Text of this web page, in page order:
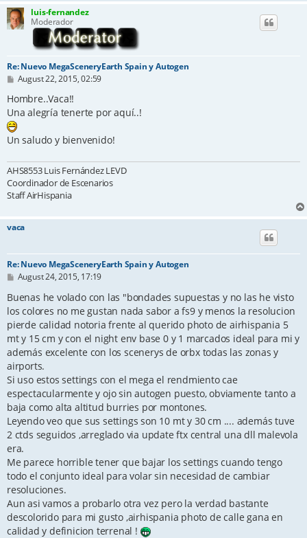
luis-fernandez
Moderador
Re: Nuevo MegaSceneryEarth Spain y Autogen
P
s
August 22, 2015, 02:59
Hombre..Vaca!!
Una alegría tenerte por aquí..!
Un saludo y bienvenido!
AHS8553 Luis Fernández LEVD
Coordinador de Escenarios
Staff AirHispania
vaca
Re: Nuevo MegaSceneryEarth Spain y Autogen
P
s
t
August 24, 2015, 17:19
Buenas he volado con las "bondades supuestas y no las he visto
los colores no me gustan nada sabor a fs9 y menos la resolucion
pierde calidad notoria frente al querido photo de airhispania 5
mt y 15 cm y con el night env base 0 y 1 marcados ideal para mi y
además excelente con los scenerys de orbx todas las zonas y
airports.
Si uso estos settings con el mega el rendmiento cae
espectacularmente y ojo sin autogen puesto, obviamente tanto a
baja como alta altitud burries por montones.
Leyendo veo que sus settings son 10 mt y 30 cm .... además tuve
2 ctds seguidos ,arreglado via update ftx central una dll malevola
era.
Me parece horrible tener que bajar los settings cuando tengo
todo el conjunto ideal para volar sin necesidad de cambiar
resoluciones.
Aun asi vamos a probarlo otra vez pero la verdad bastante
descolorido para mi gusto ,airhispania photo de calle gana en
calidad y definicion terrenal !